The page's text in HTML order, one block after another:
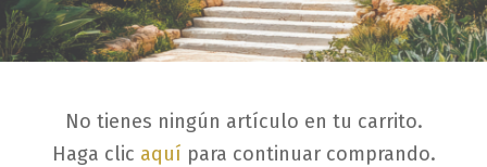
No tienes ningún artículo en tu carrito.
Haga clic aquí para continuar comprando.